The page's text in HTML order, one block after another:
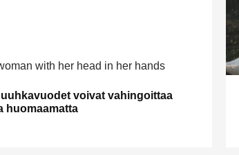
voivat vahingoittaa
huomaamatta